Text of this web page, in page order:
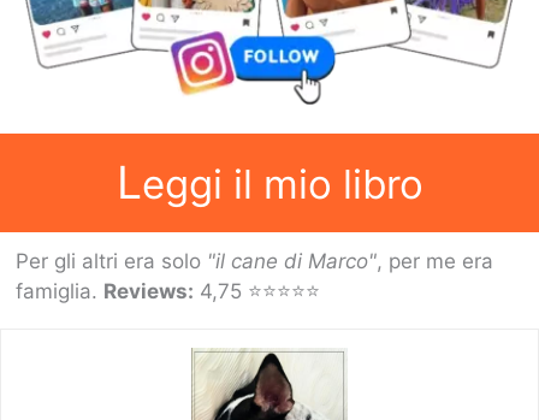
Leggi il mio libro
Per gli altri era solo "il cane di Marco", per me era
famiglia. Reviews: 4,75 ⭐⭐⭐⭐⭐